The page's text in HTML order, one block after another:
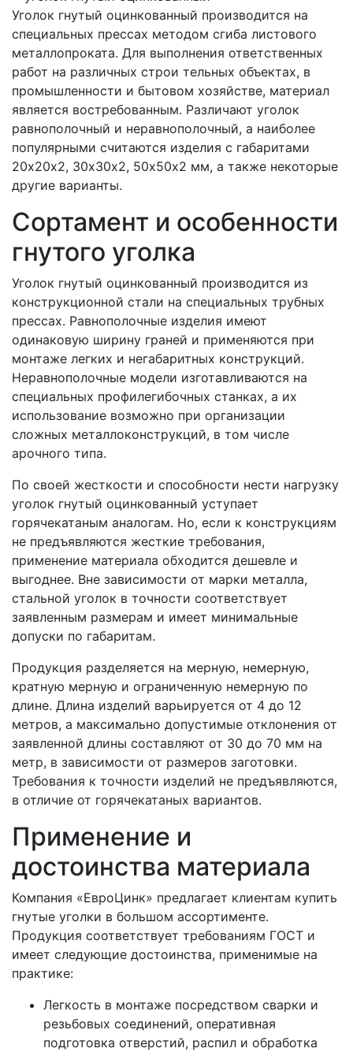
Уголок гнутый оцинкованный производится на
специальных прессах методом сгиба листового
металлопроката. Для выполнения ответственных
работ на различных строи тельных объектах, в
промышленности и бытовом хозяйстве, материал
является востребованным. Различают уголок
равнополочный и неравнополочный, а наиболее
популярными считаются изделия с габаритами
20х20х2, 30х30х2, 50х50х2 мм, а также некоторые
другие варианты.
Сортамент и особенности
гнутого уголка
Уголок гнутый оцинкованный производится из
конструкционной стали на специальных трубных
прессах. Равнополочные изделия имеют
одинаковую ширину граней и применяются при
монтаже легких и негабаритных конструкций.
Неравнополочные модели изготавливаются на
специальных профилегибочных станках, а их
использование возможно при организации
сложных металлоконструкций, в том числе
арочного типа.
По своей жесткости и способности нести нагрузку
уголок гнутый оцинкованный уступает
горячекатаным аналогам. Но, если к конструкциям
не предъявляются жесткие требования,
применение материала обходится дешевле и
выгоднее. Вне зависимости от марки металла,
стальной уголок в точности соответствует
заявленным размерам и имеет минимальные
допуски по габаритам.
Продукция разделяется на мерную, немерную,
кратную мерную и ограниченную немерную по
длине. Длина изделий варьируется от 4 до 12
метров, а максимально допустимые отклонения от
заявленной длины составляют от 30 до 70 мм на
метр, в зависимости от размеров заготовки.
Требования к точности изделий не предъявляются,
в отличие от горячекатаных вариантов.
Применение и
достоинства материала
Компания «ЕвроЦинк» предлагает клиентам купить
гнутые уголки в большом ассортименте.
Продукция соответствует требованиям ГОСТ и
имеет следующие достоинства, применимые на
практике:
Легкость в монтаже посредством сварки и
резьбовых соединений, оперативная
подготовка отверстий, распил и обработка